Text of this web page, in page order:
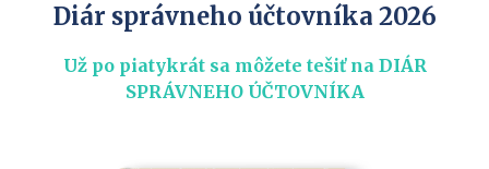
Diár správneho účtovníka 2026
Už po piatykrát sa môžete tešiť na DIÁR
SPRÁVNEHO ÚČTOVNÍKA